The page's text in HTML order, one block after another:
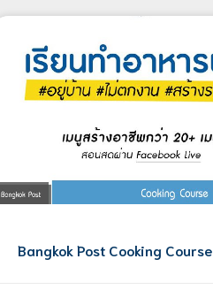
Bangkok Post Cooking Course